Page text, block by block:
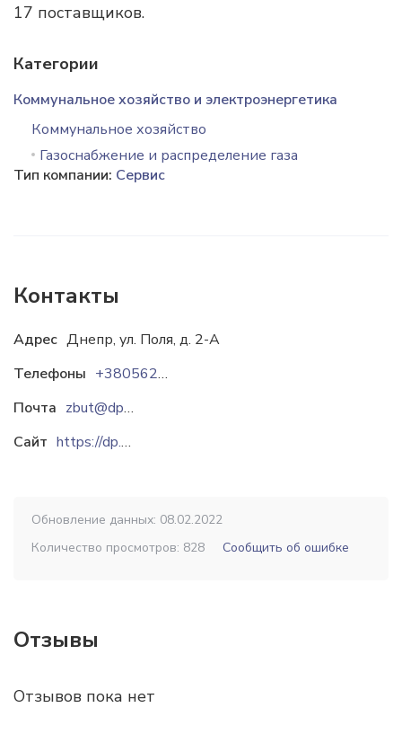
17 поставщиков.
Категории
Коммунальное хозяйство и электроэнергетика
Коммунальное хозяйство
Газоснабжение и распределение газа
Тип компании: Сервис
Контакты
Адрес Днепр, ул. Поля, д. 2-А
Телефоны
+380562368538
Почта
zbut@dpgaszbut.104.ua
Сайт
https://dp.gaszbut.com.ua
Обновление данных: 08.02.2022
Количество просмотров: 828
Сообщить об ошибке
Отзывы
Отзывов пока нет